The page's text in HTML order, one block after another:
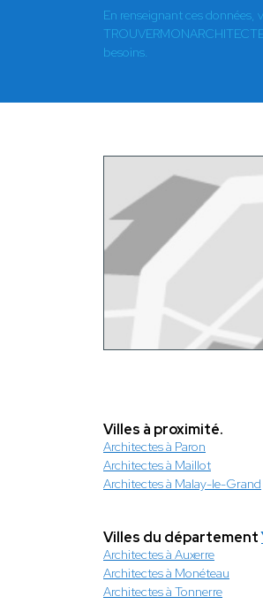
En renseignant ces
besoins.
Villes à proximité.
Architectes à Paron
Architectes à Maillot
Architectes à Malay-le-Grand
Villes du département
Architectes à Auxerre
Architectes à Monéteau
Architectes à Tonnerre